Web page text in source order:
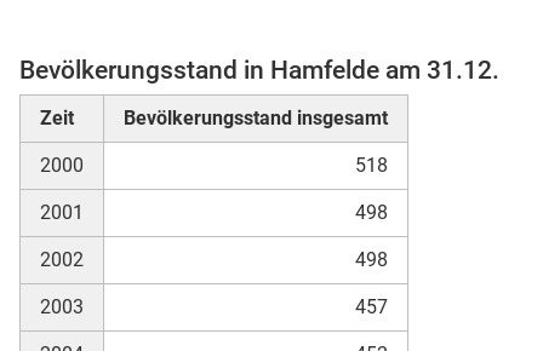
(Mikrozensus)
Bevölkerungsstand in Hamfelde am 31.12.
Zeit Bevölkerungsstand insgesamt
2000 518
2001 498
2002 498
2003 457